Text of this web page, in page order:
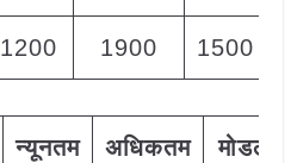
1200 1900 1500
न्यूनतम
अधिकतम
मोडल